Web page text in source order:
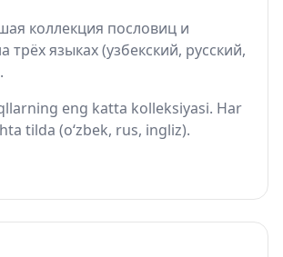
коллекция пословиц и
трёх языках (узбекский, русский,
eng katta kolleksiyasi. Har
tilda (o‘zbek, rus, ingliz).